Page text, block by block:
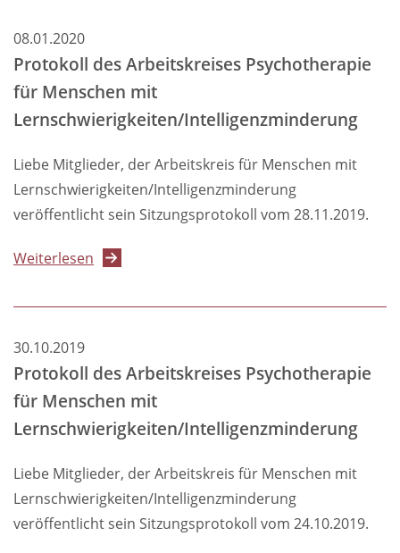
/
Intelligenzminderung
08.01.2020
Protokoll des Arbeitskreises Psychotherapie
für Menschen mit
Lernschwierigkeiten/Intelligenzminderung
Liebe Mitglieder, der Arbeitskreis für Menschen mit
Lernschwierigkeiten/Intelligenzminderung
veröffentlicht sein Sitzungsprotokoll vom 28.11.2019.
Weiterlesen über
des
für
Menschen
mit
30.10.2019
Protokoll des Arbeitskreises Psychotherapie
für Menschen mit
Lernschwierigkeiten/Intelligenzminderung
Liebe Mitglieder, der Arbeitskreis für Menschen mit
Lernschwierigkeiten/Intelligenzminderung
veröffentlicht sein Sitzungsprotokoll vom 24.10.2019.